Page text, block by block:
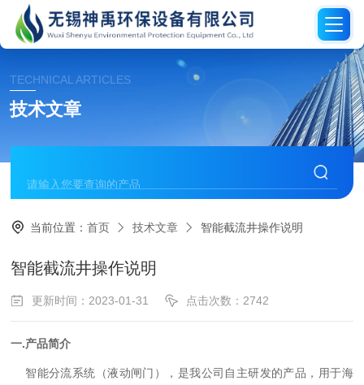
TECHNICAL ARTICLES
技术文章
当前位置：首页 技术文章 智能截流井操作说明
智能截流井操作说明
更新时间：2023-01-31 点击次数：2742
一.产品简介
智能分流系统（液动闸门）
，是我公司自主研发的产品，用于海